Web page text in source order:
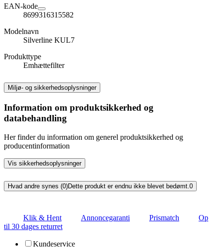
EAN-kode
8699316315582
Modelnavn
Silverline KUL7
Produkttype
Emhættefilter
Miljø- og sikkerhedsoplysninger
Information om produktsikkerhed og
databehandling
Her finder du information om generel produktsikkerhed og
producentinformation
Vis sikkerhedsoplysninger
Hvad andre synes (0)Dette produkt er endnu ikke blevet bedømt. 0
Klik & Hent Annoncegaranti Prismatch
Op
til 30 dages returret
Kundeservice